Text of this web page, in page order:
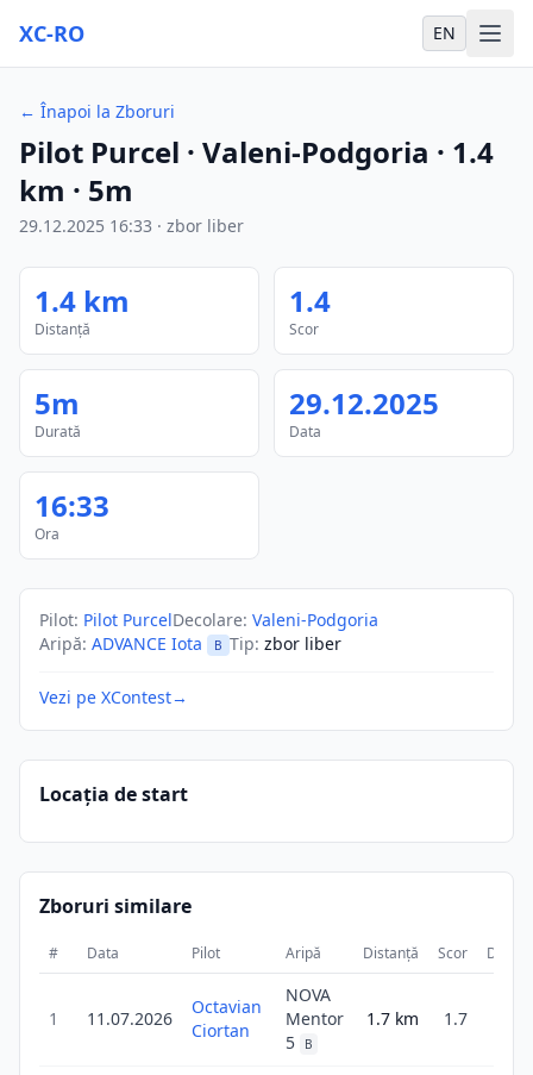
XC-RO EN
← Înapoi la Zboruri
Pilot Purcel · Valeni-Podgoria · 1.4
km · 5m
29.12.2025 16:33 · zbor liber
1.4 km
Distanță
1.4
Scor
5m
Durată
29.12.2025
Data
16:33
Ora
Pilot: Pilot PurcelDecolare: Valeni-Podgoria
Aripă: ADVANCE Iota B Tip: zbor liber
Vezi pe XContest→
Locația de start
Zboruri similare
# Data Pilot Aripă Distanță Scor Durată
1 11.07.2026
Octavian
Ciortan
NOVA
Mentor
5
B
1.7 km 1.7